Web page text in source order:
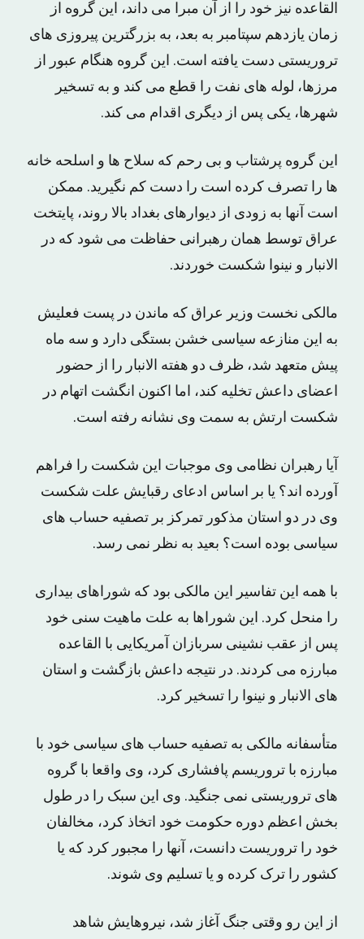
القاعده نیز خود را از آن مبرا می داند، این گروه از
زمان یازدهم سپتامبر به بعد، به بزرگترین پیروزی های
تروریستی دست یافته است. این گروه هنگام عبور از
مرزها، لوله های نفت را قطع می کند و به تسخیر
شهرها، یکی پس از دیگری اقدام می کند.
این گروه پرشتاب و بی رحم که سلاح ها و اسلحه خانه
ها را تصرف کرده است را دست کم نگیرید. ممکن
است آنها به زودی از دیوارهای بغداد بالا روند، پایتخت
عراق توسط همان رهبرانی حفاظت می شود که در
الانبار و نینوا شکست خوردند.
مالکی نخست وزیر عراق که ماندن در پست فعلیش
به این منازعه سیاسی خشن بستگی دارد و سه ماه
پیش متعهد شد، ظرف دو هفته الانبار را از حضور
اعضای داعش تخلیه کند، اما اکنون انگشت اتهام در
شکست ارتش به سمت وی نشانه رفته است.
آیا رهبران نظامی وی موجبات این شکست را فراهم
آورده اند؟ یا بر اساس ادعای رقبایش علت شکست
وی در دو استان مذکور تمرکز بر تصفیه حساب های
سیاسی بوده است؟ بعید به نظر نمی رسد.
با همه این تفاسیر این مالکی بود که شوراهای بیداری
را منحل کرد. این شوراها به علت ماهیت سنی خود
پس از عقب نشینی سربازان آمریکایی با القاعده
مبارزه می کردند. در نتیجه داعش بازگشت و استان
های الانبار و نینوا را تسخیر کرد.
متأسفانه مالکی به تصفیه حساب های سیاسی خود با
مبارزه با تروریسم پافشاری کرد، وی واقعا با گروه
های تروریستی نمی جنگید. وی این سبک را در طول
بخش اعظم دوره حکومت خود اتخاذ کرد، مخالفان
خود را تروریست دانست، آنها را مجبور کرد که یا
کشور را ترک کرده و یا تسلیم وی شوند.
از این رو وقتی جنگ آغاز شد، نیروهایش شاهد